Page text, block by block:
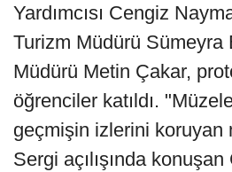
Yardımcısı Cengiz
Turizm Müdürü Sümeyra
Müdürü Metin Çakar,
öğrenciler katıldı.
geçmişin izlerini koruyan
Sergi açılışında